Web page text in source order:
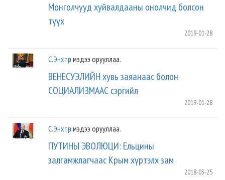
Монголчууд хуйвалдааны онолчид болсон
түүх
2019-01-28
C.Энхтөрмэдээ орууллаа.
ВЕНЕСУЭЛИЙН хувь заяанаас болон
СОЦИАЛИЗМААС сэргийл
2019-01-28
C.Энхтөрмэдээ орууллаа.
ПУТИНЫ ЭВОЛЮЦИ: Ельцины
залгамжлагчаас Крым хүртэлх зам
2018-03-25